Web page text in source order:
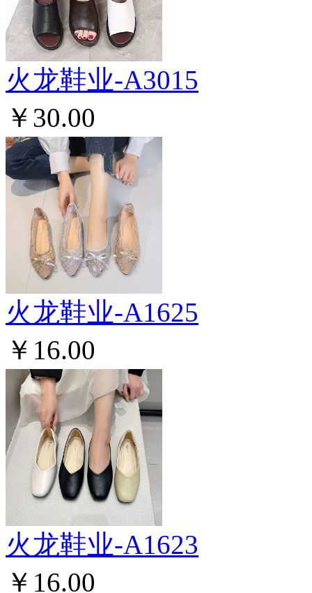
火龙鞋业-A3015
￥30.00
火龙鞋业-A1625
￥16.00
火龙鞋业-A1623
￥16.00